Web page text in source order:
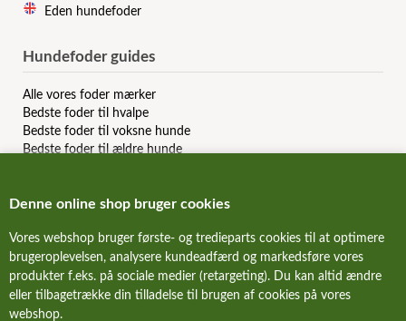
Denne online shop bruger cookies
Vores webshop bruger første- og tredieparts cookies til at optimere
brugeroplevelsen, analysere kundeadfærd og markedsføre vores
produkter f.eks. på sociale medier (retargeting). Du kan altid ændre
eller tilbagetrække din tilladelse til brugen af cookies på vores
webshop.
Eden hundefoder
Hundefoder guides
Alle vores foder mærker
Bedste foder til hvalpe
Bedste foder til voksne hunde
Bedste foder til ældre hunde
Bedste slanke hundefoder
Billigste hundefoder mærker
Bedste billige hundefoder
Hundefoder anmeldelser & reviews